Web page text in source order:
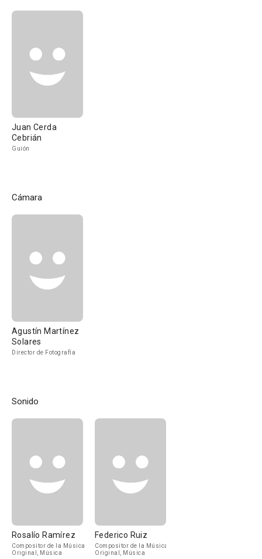
Juan Cerda
Cebrián
Guión
Cámara
Agustín Martínez
Solares
Director de Fotografía
Sonido
Rosalío Ramírez
Compositor de la Música
Original, Música
Federico Ruiz
Compositor de la Música
Original, Música